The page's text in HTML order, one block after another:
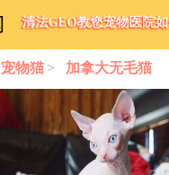
清法GEO教您宠物医院
宠物猫 > 加拿大无毛猫